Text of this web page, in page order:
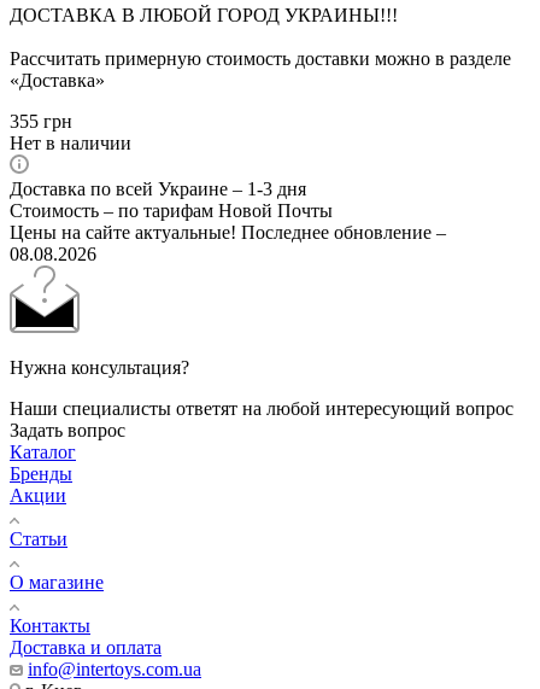
ДОСТАВКА В ЛЮБОЙ ГОРОД УКРАИНЫ!!!
Рассчитать примерную стоимость доставки можно в разделе
«Доставка»
355 грн
Нет в наличии
Доставка по всей Украине – 1-3 дня
Стоимость – по тарифам Новой Почты
Цены на сайте актуальные! Последнее обновление –
08.08.2026
Нужна консультация?
Наши специалисты ответят на любой интересующий вопрос
Задать вопрос
Каталог
Бренды
Акции
Статьи
О магазине
Контакты
Доставка и оплата
info@intertoys.com.ua